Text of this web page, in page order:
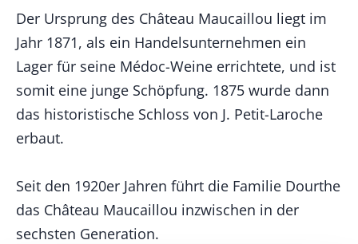
Der Ursprung des Château Maucaillou liegt im
Jahr 1871, als ein Handelsunternehmen ein
Lager für seine Médoc-Weine errichtete, und ist
somit eine junge Schöpfung. 1875 wurde dann
das historistische Schloss von J. Petit-Laroche
erbaut.
Seit den 1920er Jahren führt die Familie Dourthe
das Château Maucaillou inzwischen in der
sechsten Generation.